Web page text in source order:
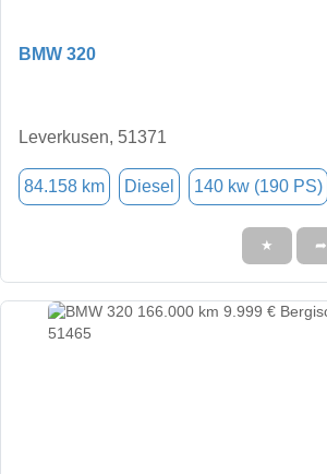
BMW 320
Leverkusen, 51371
84.158 km Diesel 140 kw (190 PS)
★ ➦